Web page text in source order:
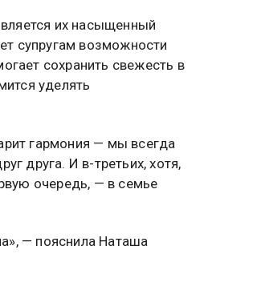
их насыщенный
супругам возможности
сохранить свежесть в
уделять
гармония — мы всегда
друга. И в-третьих, хотя,
очередь, — в семье
— пояснила Наташа